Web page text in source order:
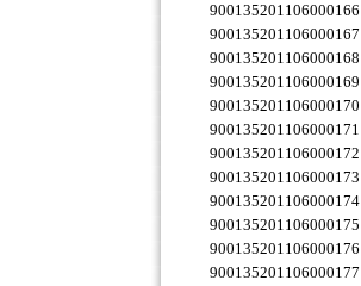
900135201106000166
900135201106000167
900135201106000168
900135201106000169
900135201106000170
900135201106000171
900135201106000172
900135201106000173
900135201106000174
900135201106000175
900135201106000176
900135201106000177